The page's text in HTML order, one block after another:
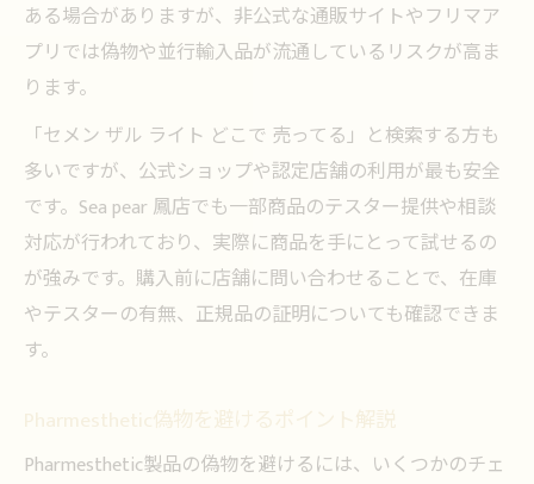
ある場合がありますが、非公式な通販サイトやフリマア
プリでは偽物や並行輸入品が流通しているリスクが高ま
ります。
「セメン ザル ライト どこで 売ってる」と検索する方も
多いですが、公式ショップや認定店舗の利用が最も安全
です。Sea pear 鳳店でも一部商品のテスター提供や相談
対応が行われており、実際に商品を手にとって試せるの
が強みです。購入前に店舗に問い合わせることで、在庫
やテスターの有無、正規品の証明についても確認できま
す。
Pharmesthetic偽物を避けるポイント解説
Pharmesthetic製品の偽物を避けるには、いくつかのチェ